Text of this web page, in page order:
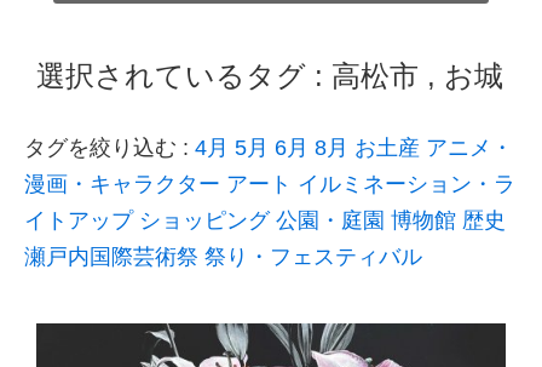
選択されているタグ : 高松市 , お城
タグを絞り込む : 4月 5月 6月 8月 お土産 アニメ・
漫画・キャラクター アート イルミネーション・ラ
イトアップ ショッピング 公園・庭園 博物館 歴史
瀬戸内国際芸術祭 祭り・フェスティバル